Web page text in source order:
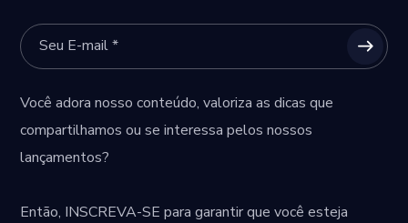
Você adora nosso conteúdo, valoriza as dicas que
compartilhamos ou se interessa pelos nossos
lançamentos?
Então, INSCREVA-SE para garantir que você esteja